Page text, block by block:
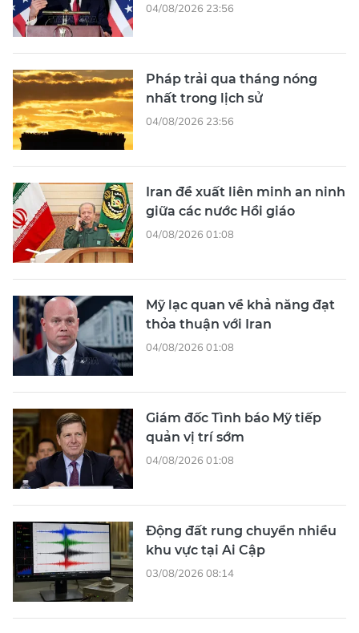
04/08/2026 23:56
Pháp trải qua tháng nóng
nhất trong lịch sử
04/08/2026 23:56
Iran đề xuất liên minh an ninh
giữa các nước Hồi giáo
04/08/2026 01:08
Mỹ lạc quan về khả năng đạt
thỏa thuận với Iran
04/08/2026 01:08
Giám đốc Tình báo Mỹ tiếp
quản vị trí sớm
04/08/2026 01:08
Động đất rung chuyển nhiều
khu vực tại Ai Cập
03/08/2026 08:14